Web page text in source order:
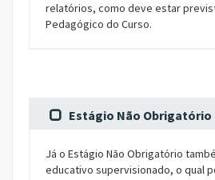
relatórios, como deve estar
Pedagógico do Curso.
Estágio Não Obrigatório
Já o Estágio Não Obrigatório
educativo supervisionado, o qual